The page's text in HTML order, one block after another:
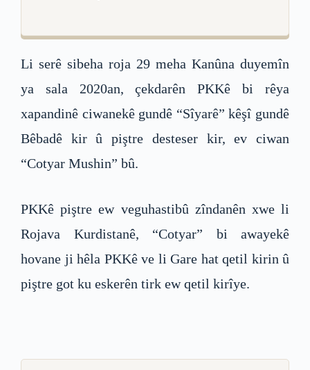
Li serê sibeha roja 29 meha Kanûna duyemîn
ya sala 2020an, çekdarên PKKê bi rêya
xapandinê ciwanekê gundê “Sîyarê” kêşî gundê
Bêbadê kir û piştre desteser kir, ev ciwan
“Cotyar Mushin” bû.
PKKê piştre ew veguhastibû zîndanên xwe li
Rojava Kurdistanê, “Cotyar” bi awayekê
hovane ji hêla PKKê ve li Gare hat qetil kirin û
piştre got ku eskerên tirk ew qetil kirîye.